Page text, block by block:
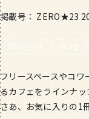
段
山
掲載号： ZERO★23
ZERO☆23 カフェ
フリースペースやコ
るカフェをラインナッ
さあ、お気に入りの1